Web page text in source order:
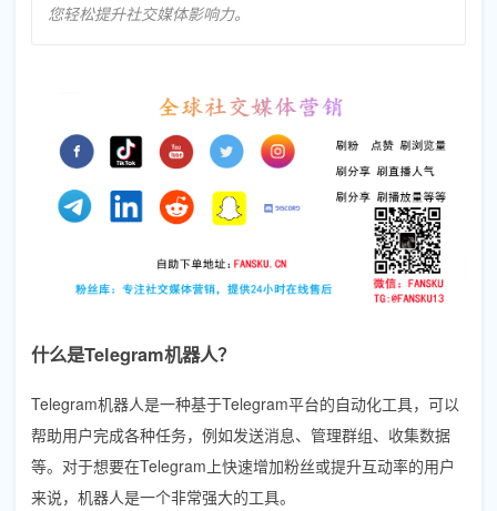
您轻松提升社交媒体影响力。
什么是Telegram机器人？
Telegram机器人是一种基于Telegram平台的自动化工具，可以
帮助用户完成各种任务，例如发送消息、管理群组、收集数据
等。对于想要在Telegram上快速增加粉丝或提升互动率的用户
来说，机器人是一个非常强大的工具。